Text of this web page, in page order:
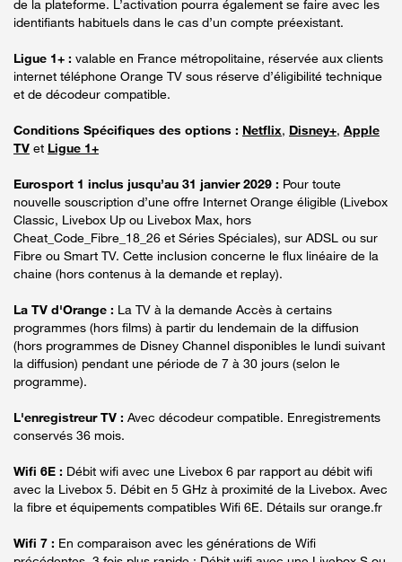
de la plateforme. L’activation pourra également se faire avec les
identifiants habituels dans le cas d’un compte préexistant.
Ligue 1+ : valable en France métropolitaine, réservée aux clients
internet téléphone Orange TV sous réserve d’éligibilité technique
et de décodeur compatible.
Conditions Spécifiques des options : Netflix, Disney+, Apple
TV et Ligue 1+
Eurosport 1 inclus jusqu’au 31 janvier 2029 : Pour toute
nouvelle souscription d’une offre Internet Orange éligible (Livebox
Classic, Livebox Up ou Livebox Max, hors
Cheat_Code_Fibre_18_26 et Séries Spéciales), sur ADSL ou sur
Fibre ou Smart TV. Cette inclusion concerne le flux linéaire de la
chaine (hors contenus à la demande et replay).
La TV d'Orange : La TV à la demande Accès à certains
programmes (hors films) à partir du lendemain de la diffusion
(hors programmes de Disney Channel disponibles le lundi suivant
la diffusion) pendant une période de 7 à 30 jours (selon le
programme).
L'enregistreur TV : Avec décodeur compatible. Enregistrements
conservés 36 mois.
Wifi 6E : Débit wifi avec une Livebox 6 par rapport au débit wifi
avec la Livebox 5. Débit en 5 GHz à proximité de la Livebox. Avec
la fibre et équipements compatibles Wifi 6E. Détails sur orange.fr
Wifi 7 : En comparaison avec les générations de Wifi